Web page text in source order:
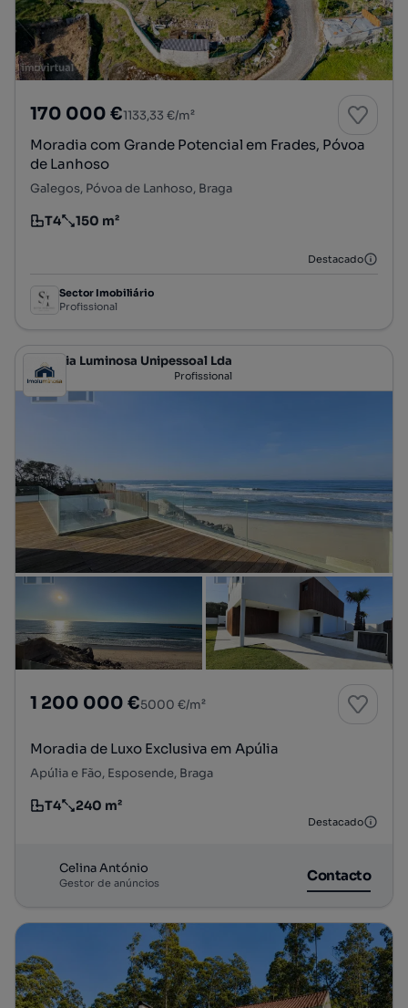
170 000 €1133,33 €/m²
Moradia com Grande Potencial em Frades, Póvoa
de Lanhoso
Galegos, Póvoa de Lanhoso, Braga
Tipologia
T4
Preço por metro quadrado
150 m²
Destacado
Sector Imobiliário
Profissional
Melhoria Luminosa Unipessoal Lda
Profissional
1 200 000 €5000 €/m²
Moradia de Luxo Exclusiva em Apúlia
Apúlia e Fão, Esposende, Braga
Tipologia
T4
Preço por metro quadrado
240 m²
Destacado
Celina António
Gestor de anúncios Contacto